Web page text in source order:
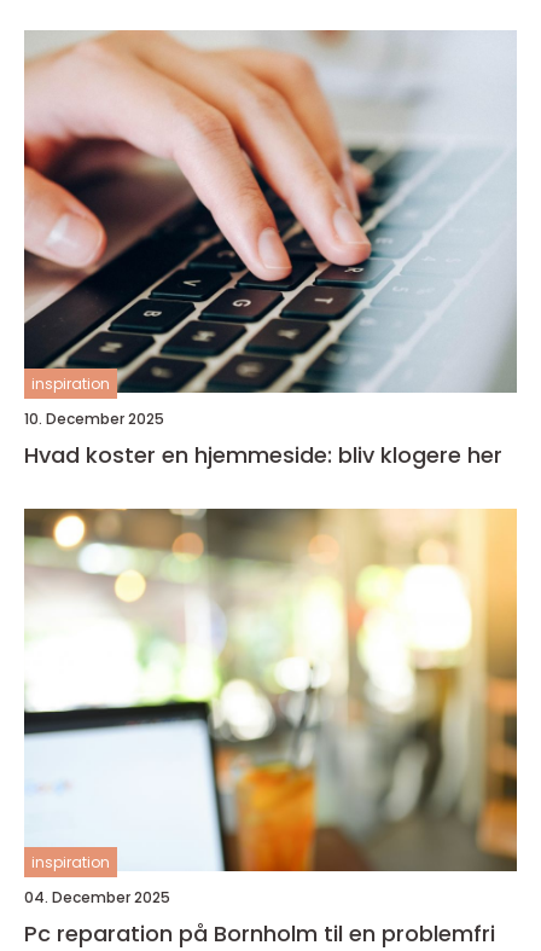
inspiration
10. December 2025
Hvad koster en hjemmeside: bliv klogere her
inspiration
04. December 2025
Pc reparation på Bornholm til en problemfri